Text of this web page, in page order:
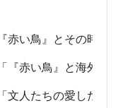
赤い鳥』とその時代
『赤い鳥』と海外の
文人たちの愛したフ